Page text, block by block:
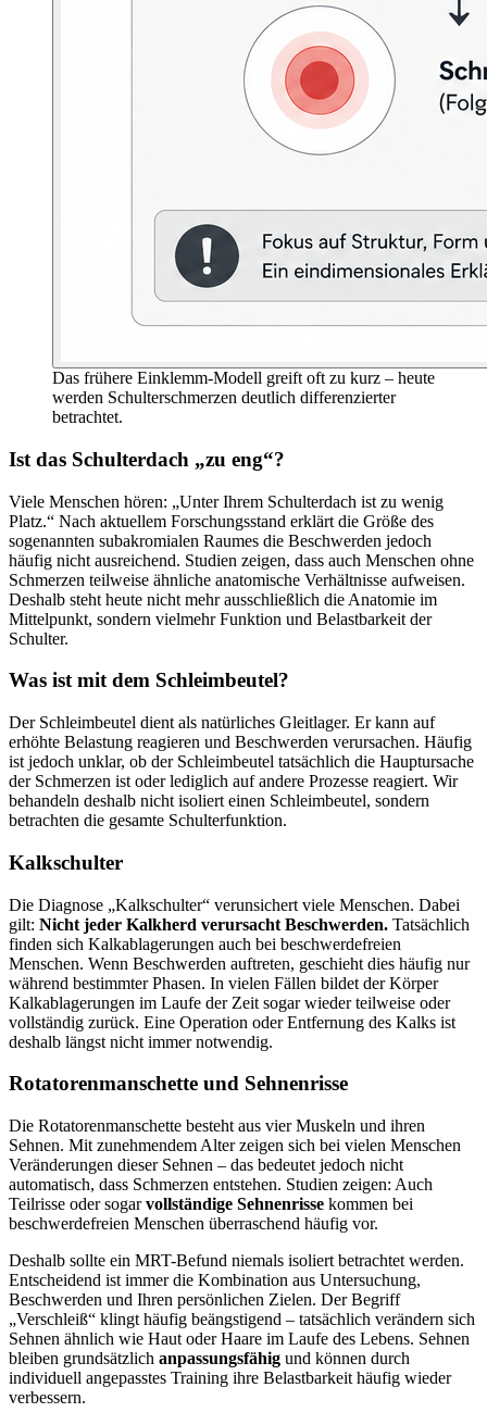
Das frühere Einklemm-Modell greift oft zu kurz – heute
werden Schulterschmerzen deutlich differenzierter
betrachtet.
Ist das Schulterdach „zu eng“?
Viele Menschen hören: „Unter Ihrem Schulterdach ist zu wenig
Platz.“ Nach aktuellem Forschungsstand erklärt die Größe des
sogenannten subakromialen Raumes die Beschwerden jedoch
häufig nicht ausreichend. Studien zeigen, dass auch Menschen ohne
Schmerzen teilweise ähnliche anatomische Verhältnisse aufweisen.
Deshalb steht heute nicht mehr ausschließlich die Anatomie im
Mittelpunkt, sondern vielmehr Funktion und Belastbarkeit der
Schulter.
Was ist mit dem Schleimbeutel?
Der Schleimbeutel dient als natürliches Gleitlager. Er kann auf
erhöhte Belastung reagieren und Beschwerden verursachen. Häufig
ist jedoch unklar, ob der Schleimbeutel tatsächlich die Hauptursache
der Schmerzen ist oder lediglich auf andere Prozesse reagiert. Wir
behandeln deshalb nicht isoliert einen Schleimbeutel, sondern
betrachten die gesamte Schulterfunktion.
Kalkschulter
Die Diagnose „Kalkschulter“ verunsichert viele Menschen. Dabei
gilt: Nicht jeder Kalkherd verursacht Beschwerden. Tatsächlich
finden sich Kalkablagerungen auch bei beschwerdefreien
Menschen. Wenn Beschwerden auftreten, geschieht dies häufig nur
während bestimmter Phasen. In vielen Fällen bildet der Körper
Kalkablagerungen im Laufe der Zeit sogar wieder teilweise oder
vollständig zurück. Eine Operation oder Entfernung des Kalks ist
deshalb längst nicht immer notwendig.
Rotatorenmanschette und Sehnenrisse
Die Rotatorenmanschette besteht aus vier Muskeln und ihren
Sehnen. Mit zunehmendem Alter zeigen sich bei vielen Menschen
Veränderungen dieser Sehnen – das bedeutet jedoch nicht
automatisch, dass Schmerzen entstehen. Studien zeigen: Auch
Teilrisse oder sogarvollständige Sehnenrisse kommen bei
beschwerdefreien Menschen überraschend häufig vor.
Deshalb sollte ein MRT-Befund niemals isoliert betrachtet werden.
Entscheidend ist immer die Kombination aus Untersuchung,
Beschwerden und Ihren persönlichen Zielen. Der Begriff
„Verschleiß“ klingt häufig beängstigend – tatsächlich verändern sich
Sehnen ähnlich wie Haut oder Haare im Laufe des Lebens. Sehnen
bleiben grundsätzlich anpassungsfähig und können durch
individuell angepasstes Training ihre Belastbarkeit häufig wieder
verbessern.